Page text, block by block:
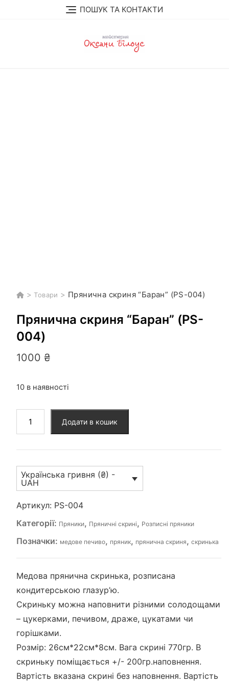
ПОШУК ТА КОНТАКТИ
> Товари > Прянична скриня “Баран” (PS-004)
Прянична скриня “Баран” (PS-
004)
1000 ₴
10 в наявності
скриня
(PS-
004)
кількість
Додати в кошик
Українська гривня (₴) -
UAH
Артикул: PS-004
Категорії: Пряники, Пряничні скрині, Розписні пряники
Позначки: медове печиво, пряник, прянична скриня, скринька
Медова прянична скринька, розписана
кондитерською глазур’ю.
Скриньку можна наповнити різними солодощами
– цукерками, печивом, драже, цукатами чи
горішками.
Розмір: 26см*22см*8см. Вага скрині 770гр. В
скриньку поміщається +/- 200гр.наповнення.
Вартість вказана скрині без наповнення. Вартість